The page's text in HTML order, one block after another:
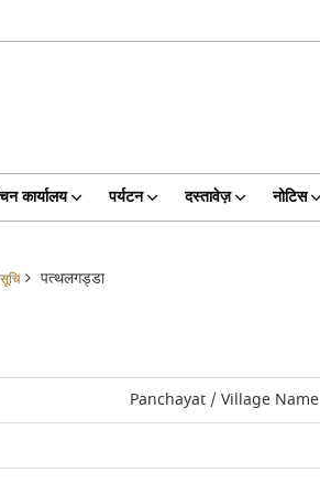
कार्यालय पर्यटन दस्तावेज़ नोटिस
पत्थलगड्डा
Panchayat / Village Name